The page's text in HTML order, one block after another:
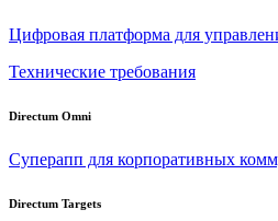
Цифровая платформа для
Технические требования
Directum Omni
Суперапп для корпоративных
Directum Targets